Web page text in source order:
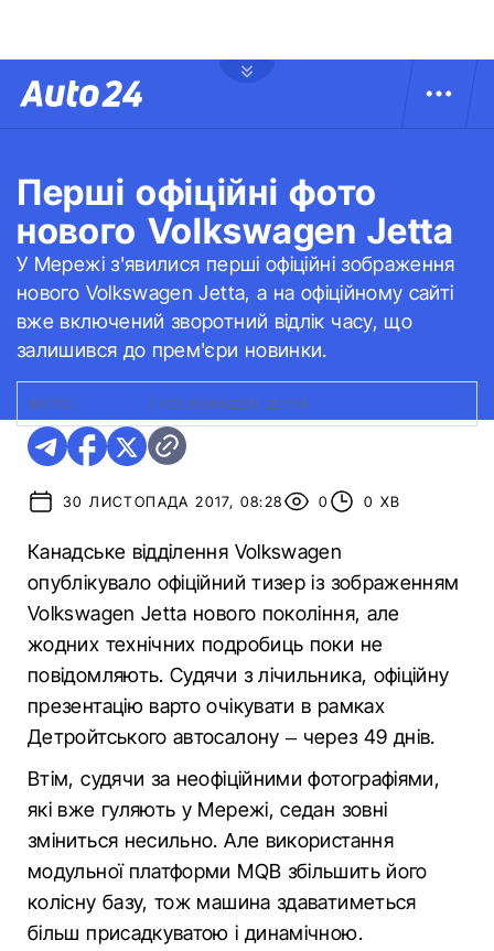
Перші офіційні фото
нового Volkswagen Jetta
У Мережі з'явилися перші офіційні зображення
нового Volkswagen Jetta, а на офіційному сайті
вже включений зворотний відлік часу, що
залишився до прем'єри новинки.
ФОТО: VOLKSWAGEN JETTA
30 ЛИСТОПАДА 2017, 08:28 0 0 ХВ
Канадське відділення Volkswagen
опублікувало офіційний тизер із зображенням
Volkswagen Jetta нового покоління, але
жодних технічних подробиць поки не
повідомляють. Судячи з лічильника, офіційну
презентацію варто очікувати в рамках
Детройтського автосалону – через 49 днів.
Втім, судячи за неофіційними фотографіями,
які вже гуляють у Мережі, седан зовні
зміниться несильно. Але використання
модульної платформи MQB збільшить його
колісну базу, тож машина здаватиметься
більш присадкуватою і динамічною.